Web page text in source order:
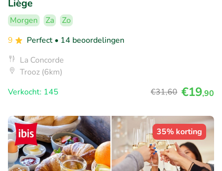
Liège
Morgen Za
Zo
9
Perfect • 14 beoordelingen
La Concorde
Trooz (6km)
Verkocht: 145
€31,60 €19,90
35% korting